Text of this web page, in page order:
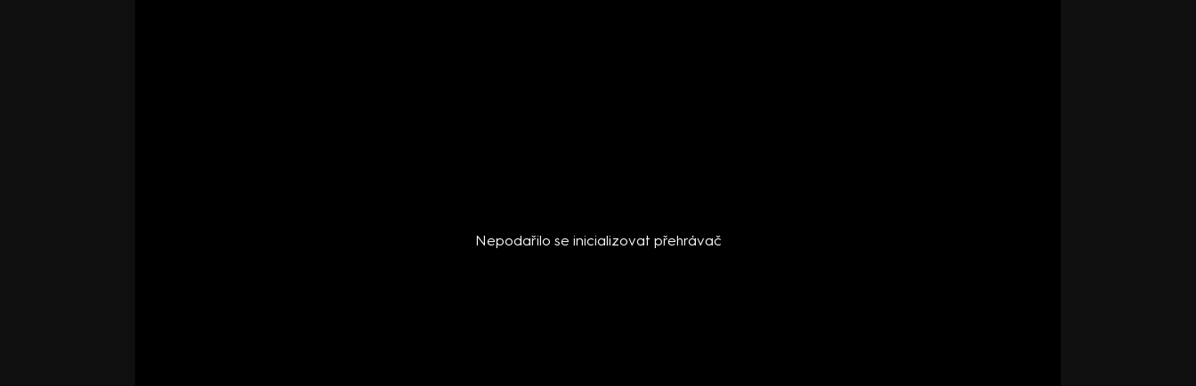
Nepodařilo se inicializovat přehrávač